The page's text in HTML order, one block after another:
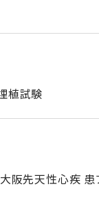
植試験
阪先天性心疾 患